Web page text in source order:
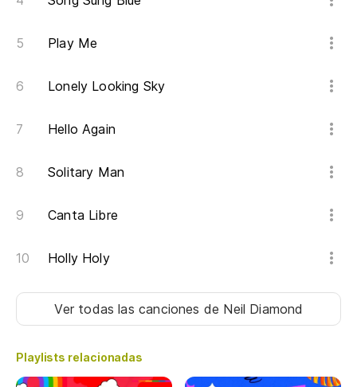
Play Me
Lonely Looking Sky
Hello Again
Solitary Man
Canta Libre
Holly Holy
Ver todas las canciones de Neil Diamond
Playlists relacionadas